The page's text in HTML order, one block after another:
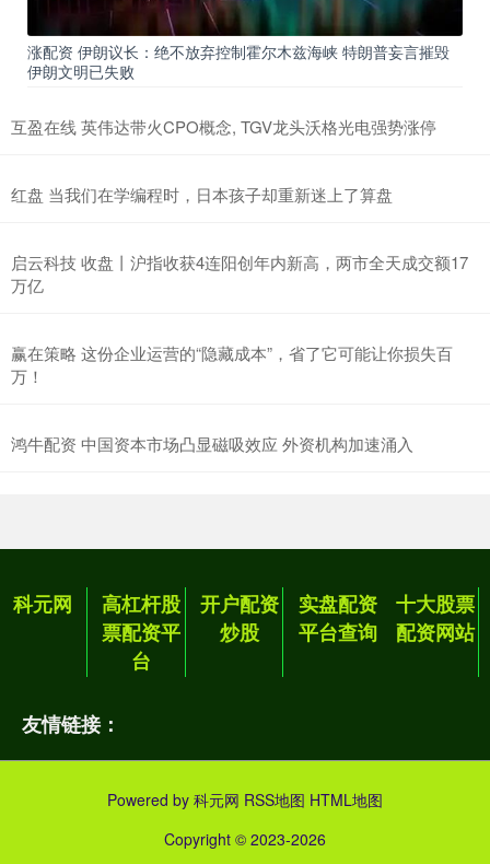
涨配资 伊朗议长：绝不放弃控制霍尔木兹海峡 特朗普妄言摧毁
伊朗文明已失败
互盈在线 英伟达带火CPO概念, TGV龙头沃格光电强势涨停
红盘 当我们在学编程时，日本孩子却重新迷上了算盘
启云科技 收盘丨沪指收获4连阳创年内新高，两市全天成交额17
万亿
赢在策略 这份企业运营的“隐藏成本”，省了它可能让你损失百
万！
鸿牛配资 中国资本市场凸显磁吸效应 外资机构加速涌入
科元网
高杠杆股
票配资平
台
开户配资
炒股
实盘配资
平台查询
十大股票
配资网站
友情链接：
Powered by 科元网 RSS地图 HTML地图
Copyright © 2023-2026